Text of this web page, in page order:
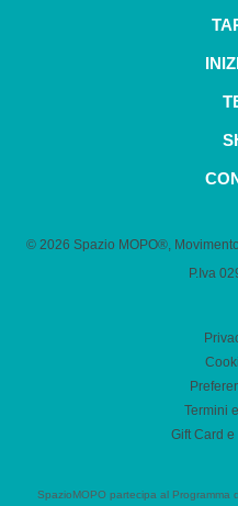
© 2026 Spazio MOPO®,
P.Iva
Termini
Gift Card
SpazioMOPO partecipa al Programma